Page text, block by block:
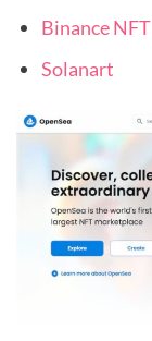
Binance NFT
Solanart